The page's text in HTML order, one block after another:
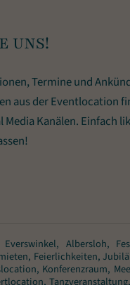
UNS!
Termine und
aus der Eventlocation
Media Kanälen. Einfach
Albersloh,
Feierlichkeiten,
Konferenzraum,